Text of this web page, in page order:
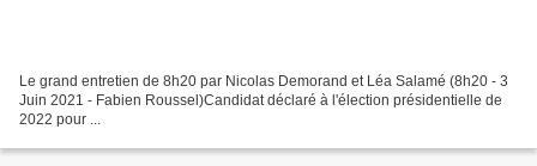
Le grand entretien de 8h20 par Nicolas Demorand et Léa Salamé (8h20 - 3
Juin 2021 - Fabien Roussel)Candidat déclaré à l'élection présidentielle de
2022 pour ...